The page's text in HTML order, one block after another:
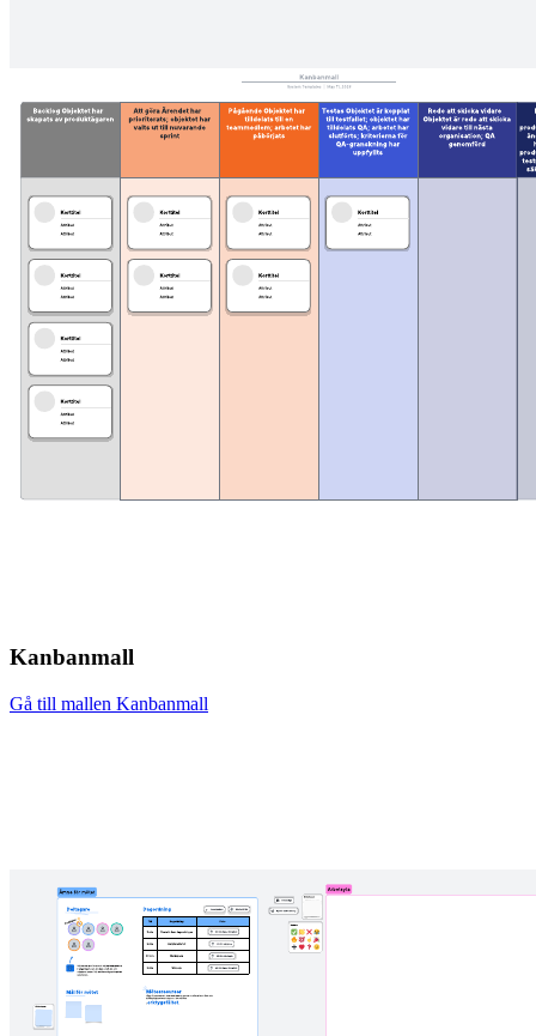
Kanbanmall
Gå till mallen Kanbanmall